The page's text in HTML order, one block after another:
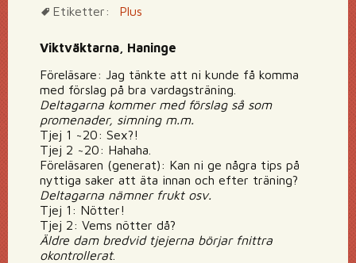
Etiketter:
Plus
Viktväktarna, Haninge
Föreläsare: Jag tänkte att ni kunde få komma
med förslag på bra vardagsträning.
Deltagarna kommer med förslag så som
promenader, simning m.m.
Tjej 1 ~20: Sex?!
Tjej 2 ~20: Hahaha.
Föreläsaren (generat): Kan ni ge några tips på
nyttiga saker att äta innan och efter träning?
Deltagarna nämner frukt osv.
Tjej 1: Nötter!
Tjej 2: Vems nötter då?
Äldre dam bredvid tjejerna börjar fnittra
okontrollerat.